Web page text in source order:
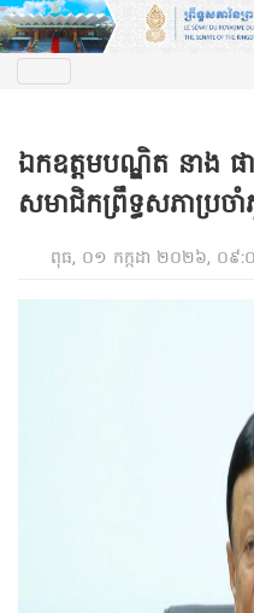
ឯកឧត្តមបណ្ឌិត នាង ផា
សមាជិកព្រឹទ្ធសភាប្រច
ពុធ, ០១ កក្កដា ២០២៦, ០៩: